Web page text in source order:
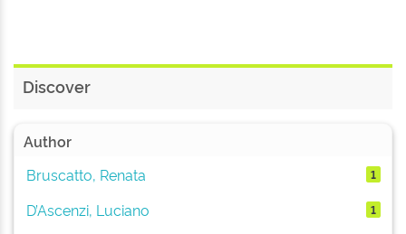
Discover
Author
Bruscatto, Renata
1
D’Ascenzi, Luciano 1